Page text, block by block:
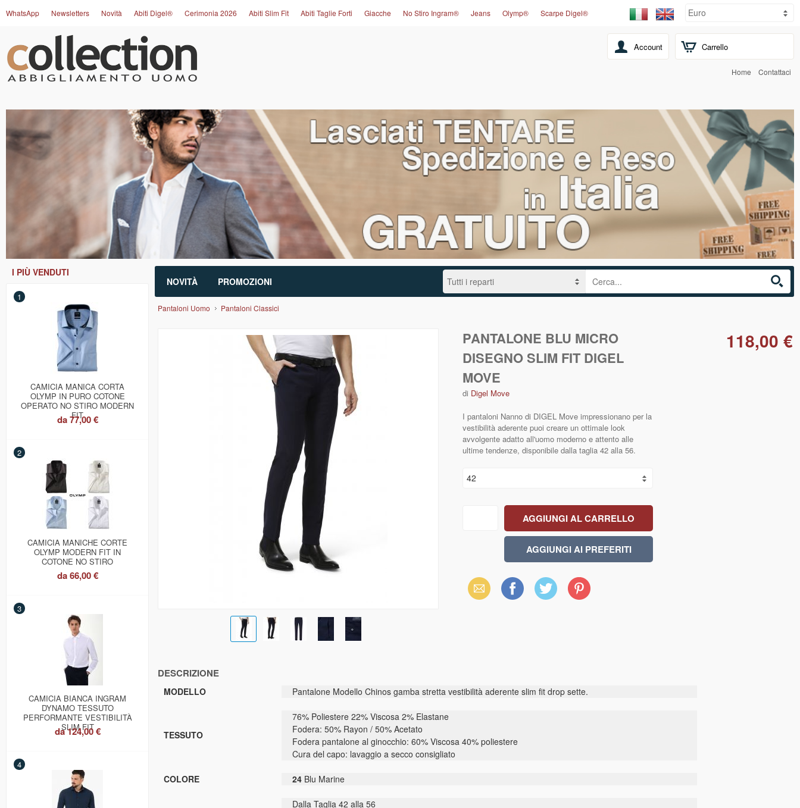
Carrello
WhatsApp Newsletters Novità Abiti Digel® Cerimonia 2026 Abiti Slim Fit Abiti Taglie Forti Giacche No Stiro Ingram® Jeans Olymp® Scarpe Digel®
Account
Home Contattaci
NOVITÀ PROMOZIONI
I PIÙ VENDUTI
1
CAMICIA MANICA CORTA
OLYMP IN PURO COTONE
OPERATO NO STIRO MODERN
FIT
da77,00 €
2
CAMICIA MANICHE CORTE
OLYMP MODERN FIT IN
COTONE NO STIRO
da66,00 €
3
CAMICIA BIANCA INGRAM
DYNAMO TESSUTO
PERFORMANTE VESTIBILITÀ
SLIM FIT
da124,00 €
4
Pantaloni Uomo Pantaloni Classici
PANTALONE BLU MICRO
DISEGNO SLIM FIT DIGEL
MOVE
di Digel Move
I pantaloni Nanno di DIGEL Move impressionano per la
vestibilità aderente puoi creare un ottimale look
avvolgente adatto all'uomo moderno e attento alle
ultime tendenze, disponibile dalla taglia 42 alla 56.
118,00 €
Email Facebook X Pinterest
DESCRIZIONE
MODELLO Pantalone Modello Chinos gamba stretta vestibilità aderente slim fit drop sette.
TESSUTO
76% Poliestere 22% Viscosa 2% Elastane
Fodera: 50% Rayon / 50% Acetato
Fodera pantalone al ginocchio: 60% Viscosa 40% poliestere
Cura del capo: lavaggio a secco consigliato
COLORE 24 Blu Marine
Dalla Taglia 42 alla 56